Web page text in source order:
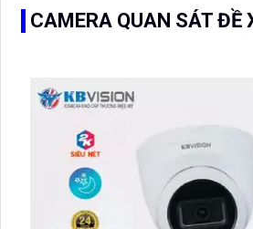
CAMERA QUAN SÁT ĐỀ